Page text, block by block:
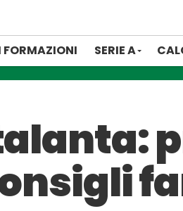
FORMAZIONI SERIE A